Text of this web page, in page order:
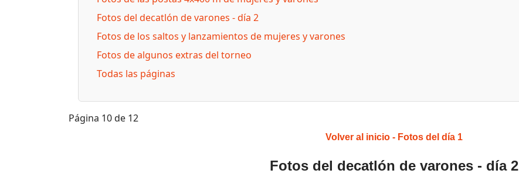
Fotos del decatlón de varones - día 2
Fotos de los saltos y lanzamientos de mujeres y varones
Fotos de algunos extras del torneo
Todas las páginas
Página 10 de 12
Volver al inicio - Fotos del día 1
Fotos del decatlón de varones - día 2